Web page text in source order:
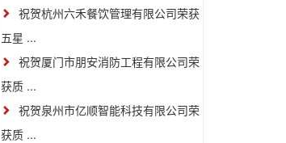
祝贺杭州六禾餐饮管理有限公司荣获
五星 ...
祝贺厦门市朋安消防工程有限公司荣
获质 ...
祝贺泉州市亿顺智能科技有限公司荣
获质 ...